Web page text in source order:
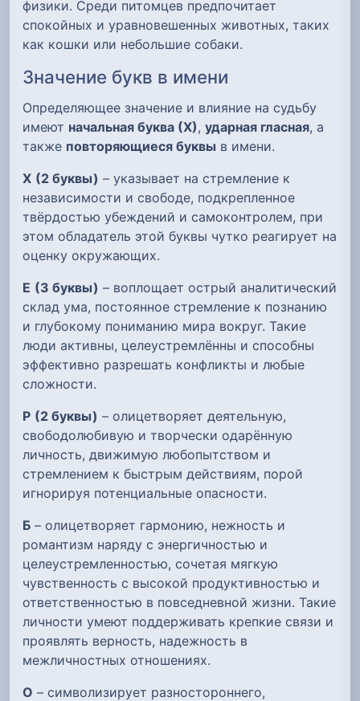
физики. Среди питомцев предпочитает
спокойных и уравновешенных животных, таких
как кошки или небольшие собаки.
Значение букв в имени
Определяющее значение и влияние на судьбу
имеют начальная буква (Х), ударная гласная, а
также повторяющиеся буквы в имени.
Х (2 буквы) – указывает на стремление к
независимости и свободе, подкрепленное
твёрдостью убеждений и самоконтролем, при
этом обладатель этой буквы чутко реагирует на
оценку окружающих.
Е (3 буквы) – воплощает острый аналитический
склад ума, постоянное стремление к познанию
и глубокому пониманию мира вокруг. Такие
люди активны, целеустремлённы и способны
эффективно разрешать конфликты и любые
сложности.
Р (2 буквы) – олицетворяет деятельную,
свободолюбивую и творчески одарённую
личность, движимую любопытством и
стремлением к быстрым действиям, порой
игнорируя потенциальные опасности.
Б – олицетворяет гармонию, нежность и
романтизм наряду с энергичностью и
целеустремленностью, сочетая мягкую
чувственность с высокой продуктивностью и
ответственностью в повседневной жизни. Такие
личности умеют поддерживать крепкие связи и
проявлять верность, надежность в
межличностных отношениях.
О – символизирует разностороннего,